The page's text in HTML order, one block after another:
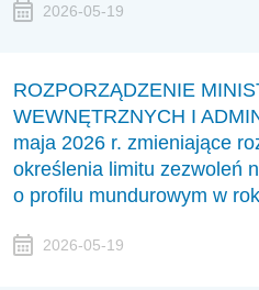
2026-05-19
ROZPORZĄDZENIE
WEWNĘTRZNYCH I
maja 2026 r. zmieniające
określenia limitu zezwoleń
o profilu mundurowym w
2026-05-19